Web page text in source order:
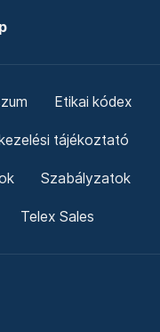
Etikai kódex
tájékoztató
Szabályzatok
Telex Sales